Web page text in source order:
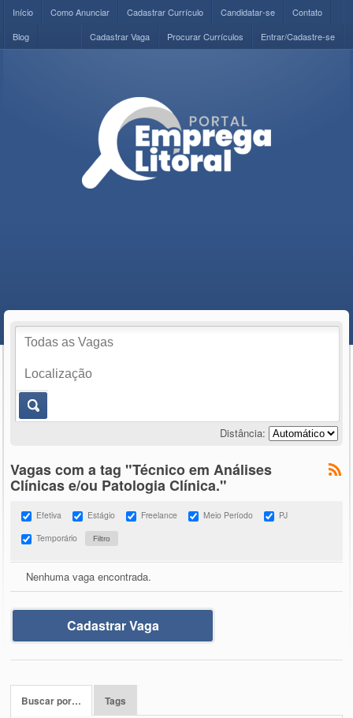
Início Como Anunciar Cadastrar Currículo Candidatar-se
Contato
Blog
Entrar/Cadastre-se
Procurar Currículos
Cadastrar Vaga
Distância:
Vagas com a tag "Técnico em Análises
Clínicas e/ou Patologia Clínica."
Efetiva Estágio Freelance Meio Período
PJ
Temporário
Nenhuma vaga encontrada.
Cadastrar Vaga
Buscar por… Tags